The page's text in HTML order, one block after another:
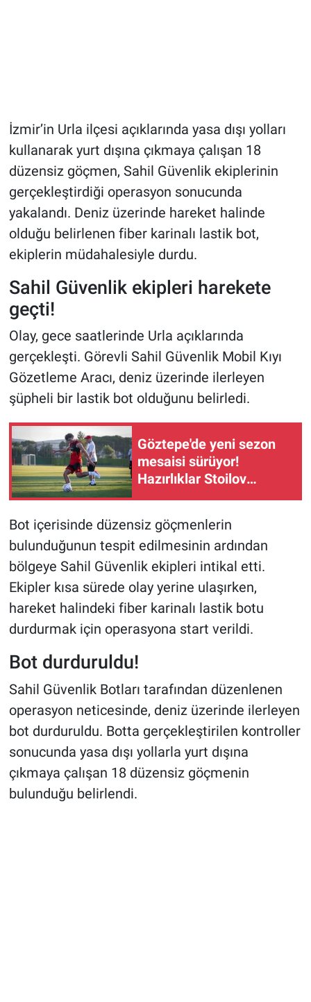
İzmir’in Urla ilçesi açıklarında yasa dışı yolları
kullanarak yurt dışına çıkmaya çalışan 18
düzensiz göçmen, Sahil Güvenlik ekiplerinin
gerçekleştirdiği operasyon sonucunda
yakalandı. Deniz üzerinde hareket halinde
olduğu belirlenen fiber karinalı lastik bot,
ekiplerin müdahalesiyle durdu.
Sahil Güvenlik ekipleri harekete
geçti!
Olay, gece saatlerinde Urla açıklarında
gerçekleşti. Görevli Sahil Güvenlik Mobil Kıyı
Gözetleme Aracı, deniz üzerinde ilerleyen
şüpheli bir lastik bot olduğunu belirledi.
Göztepe'de yeni sezon
mesaisi sürüyor!
Hazırlıklar Stoilov
yönetiminde devam etti
Bot içerisinde düzensiz göçmenlerin
bulunduğunun tespit edilmesinin ardından
bölgeye Sahil Güvenlik ekipleri intikal etti.
Ekipler kısa sürede olay yerine ulaşırken,
hareket halindeki fiber karinalı lastik botu
durdurmak için operasyona start verildi.
Bot durduruldu!
Sahil Güvenlik Botları tarafından düzenlenen
operasyon neticesinde, deniz üzerinde ilerleyen
bot durduruldu. Botta gerçekleştirilen kontroller
sonucunda yasa dışı yollarla yurt dışına
çıkmaya çalışan 18 düzensiz göçmenin
bulunduğu belirlendi.